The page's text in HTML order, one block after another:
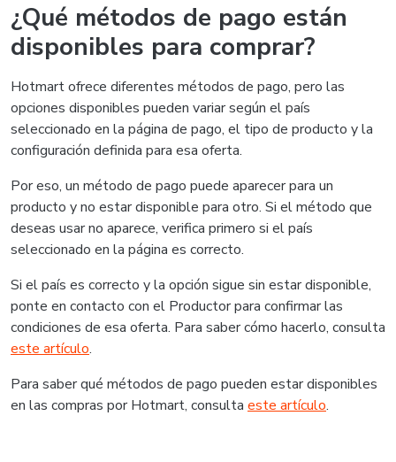
¿Qué métodos de pago están
disponibles para comprar?
Hotmart ofrece diferentes métodos de pago, pero las
opciones disponibles pueden variar según el país
seleccionado en la página de pago, el tipo de producto y la
configuración definida para esa oferta.
Por eso, un método de pago puede aparecer para un
producto y no estar disponible para otro. Si el método que
deseas usar no aparece, verifica primero si el país
seleccionado en la página es correcto.
Si el país es correcto y la opción sigue sin estar disponible,
ponte en contacto con el Productor para confirmar las
condiciones de esa oferta. Para saber cómo hacerlo, consulta
este artículo.
Para saber qué métodos de pago pueden estar disponibles
en las compras por Hotmart, consulta este artículo.